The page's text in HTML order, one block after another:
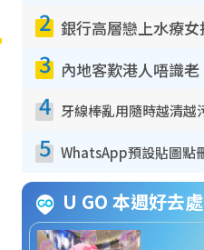
2
3
4
5
U GO 本週好去處